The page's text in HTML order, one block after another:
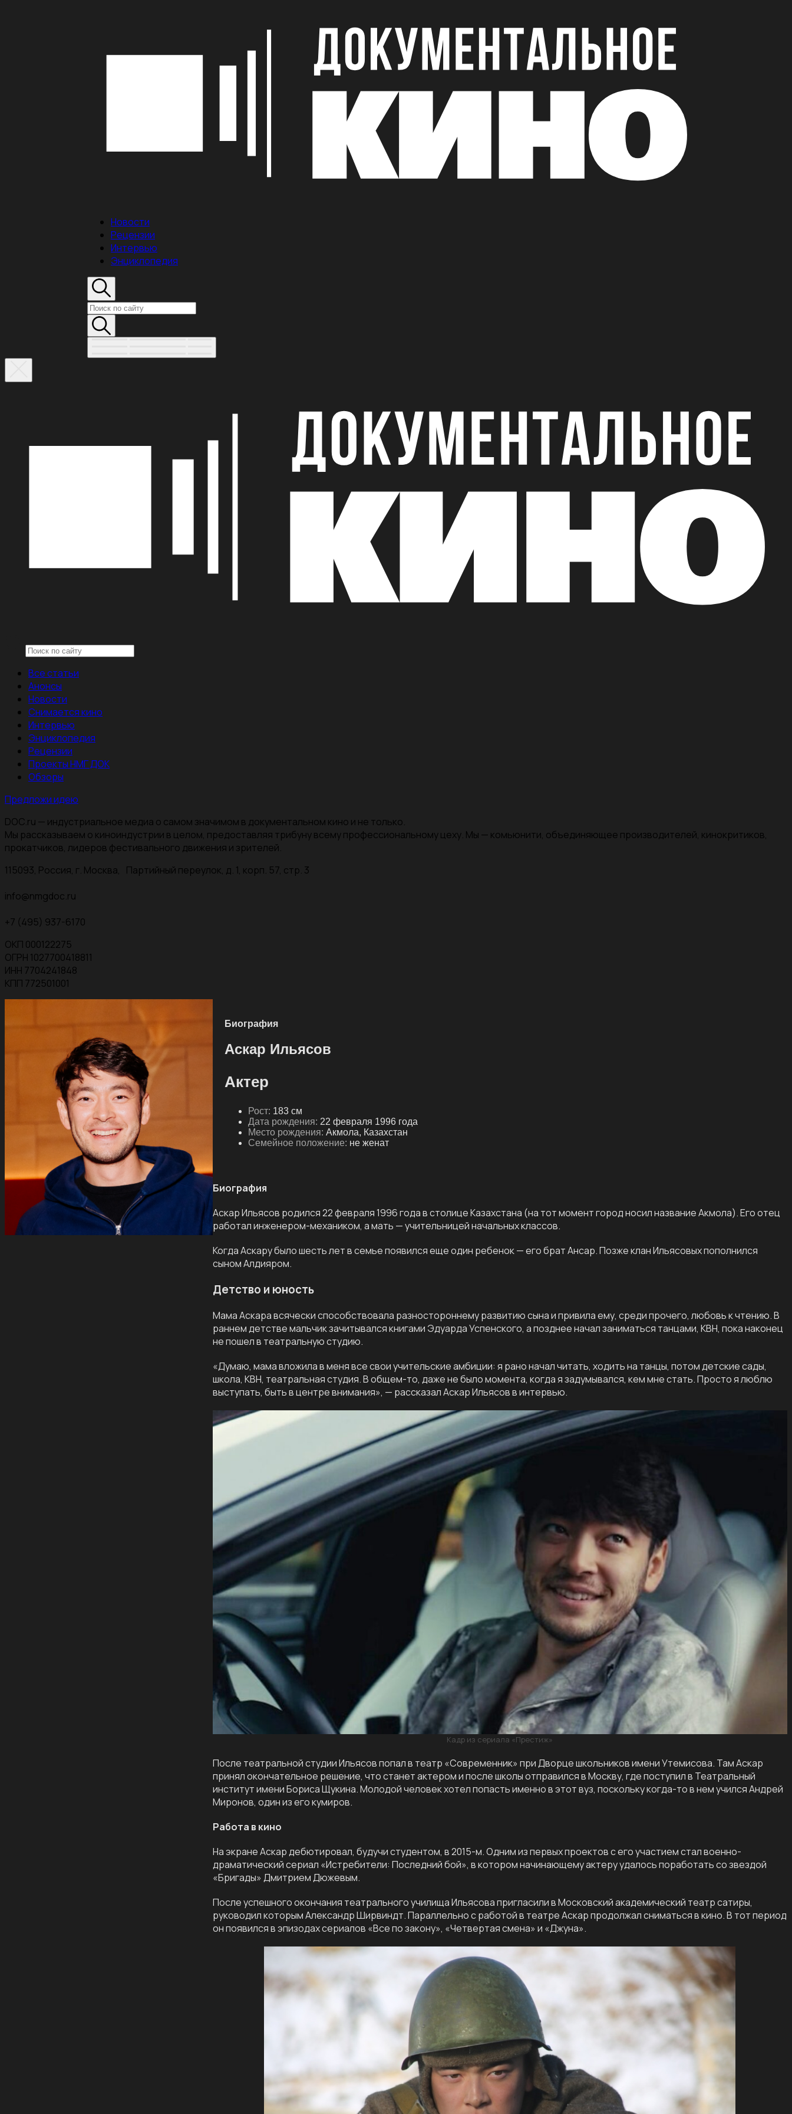
Новости
Рецензии
Интервью
Энциклопедия
Все статьи
Анонсы
Новости
Снимается кино
Интервью
Энциклопедия
Рецензии
Проекты НМГ ДОК
Обзоры
Предложи идею
DOC.ru — индустриальное медиа о самом значимом в документальном кино и не только.
Мы рассказываем о киноиндустрии в целом, предоставляя трибуну всему профессиональному цеху. Мы — комьюнити, объединяющее производителей, кинокритиков,
прокатчиков, лидеров фестивального движения и зрителей.
115093, Россия, г. Москва, Партийный переулок, д. 1, корп. 57, стр. 3
info@nmgdoc.ru
+7 (495) 937-6170
ОКП 000122275
ОГРН 1027700418811
ИНН 7704241848
КПП 772501001
Биография
Аскар Ильясов
Актер
Рост: 183 см
Дата рождения: 22 февраля 1996 года
Место рождения: Акмола, Казахстан
Семейное положение: не женат
Биография
Аскар Ильясов родился 22 февраля 1996 года в столице Казахстана (на тот момент город носил название Акмола). Его отец
работал инженером-механиком, а мать — учительницей начальных классов.
Когда Аскару было шесть лет в семье появился еще один ребенок — его брат Ансар. Позже клан Ильясовых пополнился
сыном Алдияром.
Детство и юность
Мама Аскара всячески способствовала разностороннему развитию сына и привила ему, среди прочего, любовь к чтению. В
раннем детстве мальчик зачитывался книгами Эдуарда Успенского, а позднее начал заниматься танцами, КВН, пока наконец
не пошел в театральную студию.
«Думаю, мама вложила в меня все свои учительские амбиции: я рано начал читать, ходить на танцы, потом детские сады,
школа, КВН, театральная студия. В общем-то, даже не было момента, когда я задумывался, кем мне стать. Просто я люблю
выступать, быть в центре внимания», — рассказал Аскар Ильясов в интервью.
Кадр из сериала «Престиж»
После театральной студии Ильясов попал в театр «Современник» при Дворце школьников имени Утемисова. Там Аскар
принял окончательное решение, что станет актером и после школы отправился в Москву, где поступил в Театральный
институт имени Бориса Щукина. Молодой человек хотел попасть именно в этот вуз, поскольку когда-то в нем учился Андрей
Миронов, один из его кумиров.
Работа в кино
На экране Аскар дебютировал, будучи студентом, в 2015-м. Одним из первых проектов с его участием стал военно-
драматический сериал «Истребители: Последний бой», в котором начинающему актеру удалось поработать со звездой
«Бригады» Дмитрием Дюжевым.
После успешного окончания театрального училища Ильясова пригласили в Московский академический театр сатиры,
руководил которым Александр Ширвиндт. Параллельно с работой в театре Аскар продолжал сниматься в кино. В тот период
он появился в эпизодах сериалов «Все по закону», «Четвертая смена» и «Джуна».